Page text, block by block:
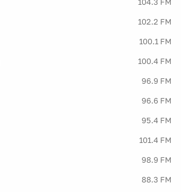
104.3 FM
102.2 FM
100.1 FM
100.4 FM
96.9 FM
96.6 FM
95.4 FM
101.4 FM
98.9 FM
88.3 FM